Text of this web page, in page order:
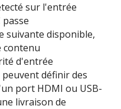
sur l'entrée
passe
suivante disponible,
contenu
d'entrée
définir des
port HDMI ou USB-
livraison de